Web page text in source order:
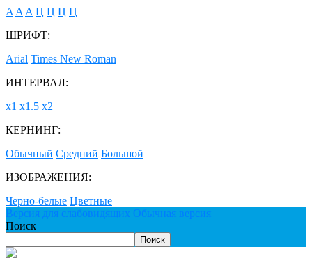
A A A Ц Ц Ц Ц
ШРИФТ:
Arial Times New Roman
ИНТЕРВАЛ:
х1 х1.5 х2
КЕРНИНГ:
Обычный Средний Большой
ИЗОБРАЖЕНИЯ:
Черно-белые Цветные
Версия для слабовидящих Обычная версия
Поиск
Поиск